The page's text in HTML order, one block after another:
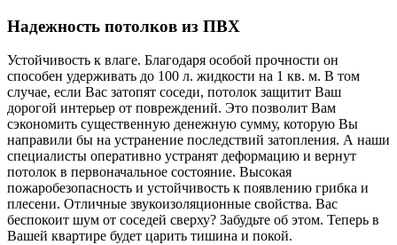
Надежность потолков из ПВХ
Устойчивость к влаге. Благодаря особой прочности он
способен удерживать до 100 л. жидкости на 1 кв. м. В том
случае, если Вас затопят соседи, потолок защитит Ваш
дорогой интерьер от повреждений. Это позволит Вам
сэкономить существенную денежную сумму, которую Вы
направили бы на устранение последствий затопления. А наши
специалисты оперативно устранят деформацию и вернут
потолок в первоначальное состояние. Высокая
пожаробезопасность и устойчивость к появлению грибка и
плесени. Отличные звукоизоляционные свойства. Вас
беспокоит шум от соседей сверху? Забудьте об этом. Теперь в
Вашей квартире будет царить тишина и покой.